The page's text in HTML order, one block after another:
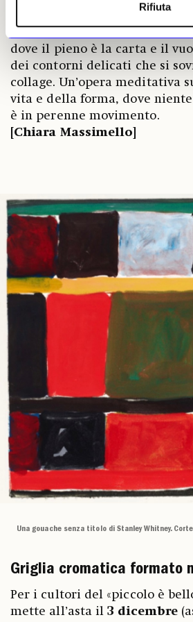
Rifiuta
dove il pieno è la carta e il
dei contorni delicati che si
collage. Un’opera meditativa
vita e della forma, dove
è in perenne movimento.
[Chiara Massimello]
Una gouache senza titolo di Stanley Whitney.
Griglia cromatica formato
Per i cultori del «piccolo è
mette all’asta il 3 dicembre